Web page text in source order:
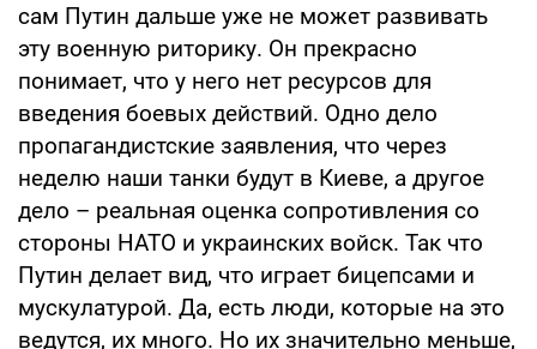
сам Путин дальше уже не может развивать
эту военную риторику. Он прекрасно
понимает, что у него нет ресурсов для
введения боевых действий. Одно дело
пропагандистские заявления, что через
неделю наши танки будут в Киеве, а другое
дело – реальная оценка сопротивления со
стороны НАТО и украинских войск. Так что
Путин делает вид, что играет бицепсами и
мускулатурой. Да, есть люди, которые на это
ведутся, их много. Но их значительно меньше,